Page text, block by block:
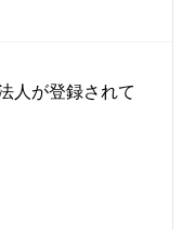
人が登録されて